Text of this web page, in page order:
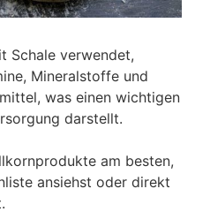
Schale verwendet,
Mineralstoffe und
was einen wichtigen
darstellt.
am besten,
ansiehst oder direkt